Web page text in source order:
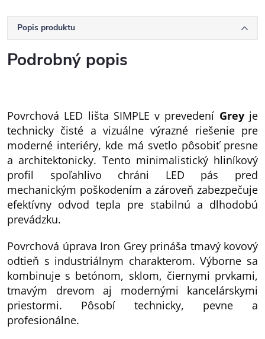
Popis produktu
Podrobný popis
Povrchová LED lišta SIMPLE v prevedení Greyje
technicky čisté a vizuálne výrazné riešenie pre
moderné interiéry, kde má svetlo pôsobiť presne
a architektonicky. Tento minimalistický hliníkový
profil spoľahlivo chráni LED pás pred
mechanickým poškodením a zároveň zabezpečuje
efektívny odvod tepla pre stabilnú a dlhodobú
prevádzku.
Povrchová úprava Iron Grey prináša tmavý kovový
odtieň s industriálnym charakterom. Výborne sa
kombinuje s betónom, sklom, čiernymi prvkami,
tmavým drevom aj modernými kancelárskymi
priestormi. Pôsobí technicky, pevne a
profesionálne.